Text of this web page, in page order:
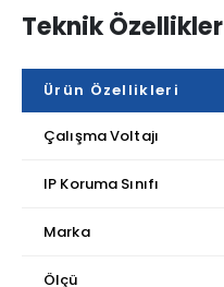
Teknik Özellikler
Ürün Özellikleri
Çalışma Voltajı
IP Koruma Sınıfı
Marka
Ölçü